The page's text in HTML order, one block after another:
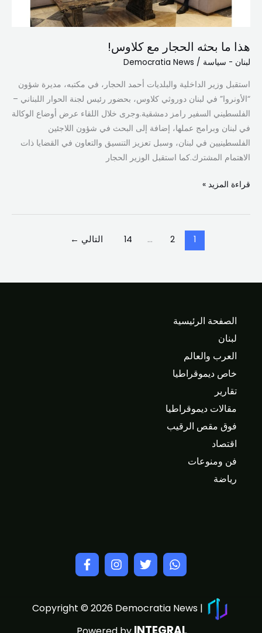
هذا ما بحثه الحجار مع كلاوس!
لبنان - سياسة /
Democratia News
استقبل وزير الداخلية والبلديات أحمد الحجار، في مكتبه، مديرة شؤون
“الأونروا” في لبنان دوروثي كلاوس، بحضور رئيس لجنة الحوار اللبناني –
الفلسطيني السفير رامز دمشقية.وجرى خلال اللقاء عرض أوضاع الوكالة
في لبنان وبرامج عملها، إضافة إلى البحث في شؤون اللاجئين
الفلسطينيين في لبنان، وسبل تعزيز التنسيق والتعاون في القضايا ذات
الاهتمام المشترك.كما استقبل الوزير الحجار
قراءة المزيد »
1
2
…
14 التالي ←
الصفحة الرئيسية
لبنان
العرب والعالم
خاص ديموقراطيا
تقارير
مقالات ديموقراطيا
فوق مقص الرقيب
اقتصاد
فن ومنوعات
رياضة